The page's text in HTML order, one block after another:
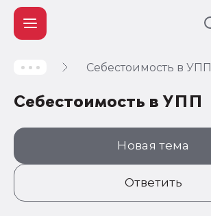
Себестоимость в УПП
Себестоимость в УПП
Новая тема
Ответить
Учет и